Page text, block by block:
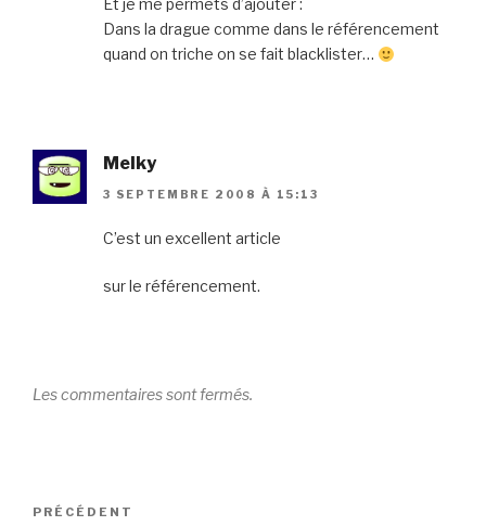
Et je me permets d’ajouter :
Dans la drague comme dans le référencement
quand on triche on se fait blacklister…
Melky
3 SEPTEMBRE 2008 À 15:13
C’est un excellent article
sur le référencement.
Les commentaires sont fermés.
Navigation
Article
PRÉCÉDENT